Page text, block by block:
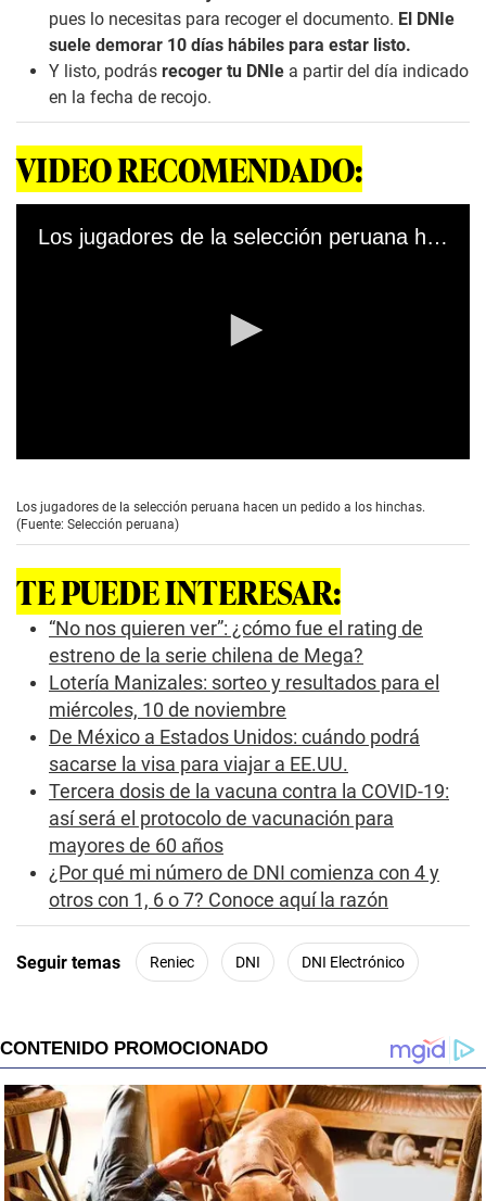
pues lo necesitas para recoger el documento. El DNIe
suele demorar 10 días hábiles para estar listo.
Y listo, podrás recoger tu DNIe a partir del día indicado
en la fecha de recojo.
VIDEO RECOMENDADO:
Los jugadores de la selección peruana hacen un pedido a los hinchas. (Fuente: Selección peruana)
e
c
o
d
s
o
Los jugadores de la selección peruana hacen un pedido a los hinchas.
(Fuente: Selección peruana)
TE PUEDE INTERESAR:
“No nos quieren ver”: ¿cómo fue el rating de
estreno de la serie chilena de Mega?
Lotería Manizales: sorteo y resultados para el
miércoles, 10 de noviembre
De México a Estados Unidos: cuándo podrá
sacarse la visa para viajar a EE.UU.
Tercera dosis de la vacuna contra la COVID-19:
así será el protocolo de vacunación para
mayores de 60 años
¿Por qué mi número de DNI comienza con 4 y
otros con 1, 6 o 7? Conoce aquí la razón
Seguir temas Reniec DNI DNI Electrónico